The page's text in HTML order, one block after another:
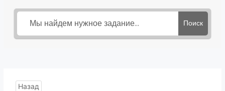
Поиск
Назад